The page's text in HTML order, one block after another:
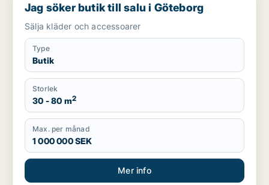
Jag söker butik till salu i Göteborg
Sälja kläder och accessoarer
Type
Butik
Storlek
30 - 80 m2
Max. per månad
1 000 000 SEK
Mer info